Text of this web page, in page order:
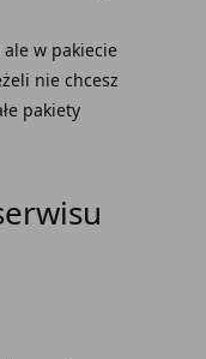
w pakiecie
nie chcesz
pakiety